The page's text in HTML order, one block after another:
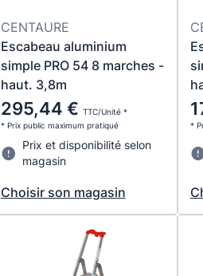
CENTAURE
Escabeau aluminium
simple PRO 54 8 marches -
haut. 3,8m
295,44 € TTC/Unité *
* Prix public maximum pratiqué
Prix et disponibilité selon
magasin
Choisir son magasin
*